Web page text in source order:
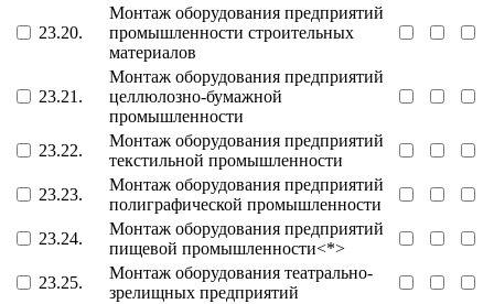
23.20.
Монтаж оборудования предприятий
промышленности строительных
материалов
23.21.
Монтаж оборудования предприятий
целлюлозно-бумажной
промышленности
23.22.
Монтаж оборудования предприятий
текстильной промышленности
23.23.
Монтаж оборудования предприятий
полиграфической промышленности
23.24.
Монтаж оборудования предприятий
пищевой промышленности<*>
23.25.
Монтаж оборудования театрально-
зрелищных предприятий